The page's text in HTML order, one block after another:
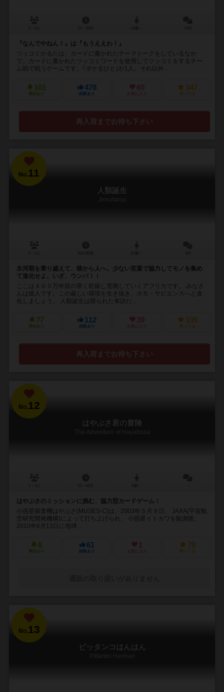
『なんでやねん！』は『もうええわ！』
ツッコミかるたは、カードに書かれたテーマトークをしているなか
で、カードに書かれたツッコミワードを使用してツッコミをするチー
ム戦で戦うゲームです。｢ボケるひと｣が1人。それ以外...
101
興味あり
478
経験あり
60
お気に入り
347
持ってる
再入荷までお待ち下さい
No.11
人類誕生
Jinruitanjo
氷河期を乗り越えて、猿から人へ。少ない言葉で協力してモノを集め
て進化せよ。いざ、ウンバ！！
ここは４００万年前の寒く乾燥し荒廃していくアフリカです。 みなさ
んは猿人です。この厳しい環境を生き抜き、ホモ・サピエンスへと進
化しましょう。 人類誕生は限られた単語だ...
77
興味あり
112
経験あり
39
お気に入り
105
持ってる
再入荷までお待ち下さい
No.12
はやぶさ君の冒険
The Adventure of Hayabusa
はやぶさのミッションに挑む、協力型カードゲーム！
小惑星探査機はやぶさ(MUSES-C)は、2003年５月９日、 JAXA(宇宙航
空研究開発機構)によって打ち上げられ、 小惑星イトカワを観測後、
2010年6月13日に地球...
8
興味あり
61
経験あり
1
お気に入り
79
持ってる
No.13
ピッタンコはんはん
Pittanko Hanhan